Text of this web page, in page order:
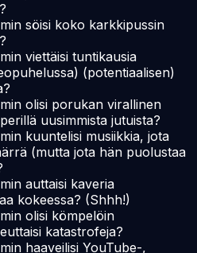
söisi koko karkkipussin
viettäisi tuntikausia
(potentiaalisen)
olisi porukan virallinen
uusimmista jutuista?
kuuntelisi musiikkia, jota
(mutta jota hän puolustaa
auttaisi kaveria
kokeessa? (Shhh!)
olisi kömpelöin
katastrofeja?
haaveilisi YouTube-,